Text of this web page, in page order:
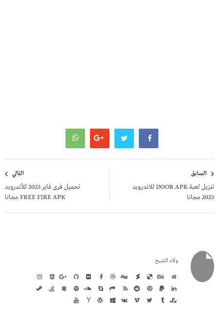
المقالات
السابق
تنزيل لعبة DOOR APK للاندرويد
2023 مجانا
التالي
تحميل فرى فاير 2023 للأندرويد
FREE FIRE APK مجانا
ولاء الشيخ